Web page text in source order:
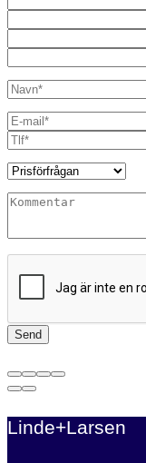
Linde+Larsen